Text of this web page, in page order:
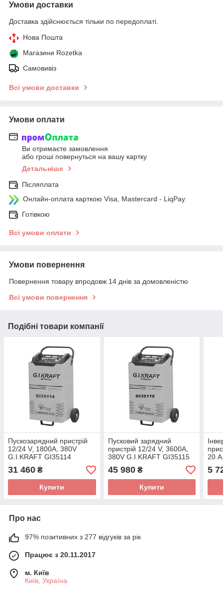
Умови доставки
Доставка здійснюється тільки по передоплаті.
Нова Пошта
Магазини Rozetka
Самовивіз
Всі умови доставки
Умови оплати
Ви отримаєте замовлення
або гроші повернуться на вашу картку
Детальніше
Післяплата
Онлайн-оплата карткою Visa, Mastercard - LiqPay
Готівкою
Всі умови оплати
Умови повернення
Повернення товару впродовж 14 днів за домовленістю
Всі умови повернення
Подібні товари компанії
Пускозарядний пристрій
12/24 V, 1800A, 380V
G.I.KRAFT GI35114
31 460 ₴
Купити
Пусковий зарядний
пристрій 12/24 V, 3600A,
380V G.I.KRAFT GI35115
45 980₴
Купити
20
5
Про нас
97% позитивних з 277 відгуків за рік
Працює з 20.11.2017
м. Київ
Київ, Україна